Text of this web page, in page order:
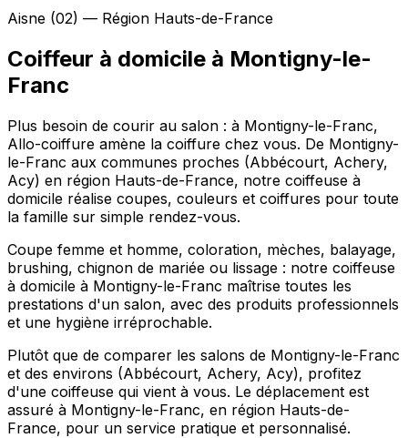
Aisne (02) — Région Hauts-de-France
Coiffeur à domicile à Montigny-le-
Franc
Plus besoin de courir au salon : à Montigny-le-Franc,
Allo-coiffure amène la coiffure chez vous. De Montigny-
le-Franc aux communes proches (Abbécourt, Achery,
Acy) en région Hauts-de-France, notre coiffeuse à
domicile réalise coupes, couleurs et coiffures pour toute
la famille sur simple rendez-vous.
Coupe femme et homme, coloration, mèches, balayage,
brushing, chignon de mariée ou lissage : notre coiffeuse
à domicile à Montigny-le-Franc maîtrise toutes les
prestations d'un salon, avec des produits professionnels
et une hygiène irréprochable.
Plutôt que de comparer les salons de Montigny-le-Franc
et des environs (Abbécourt, Achery, Acy), profitez
d'une coiffeuse qui vient à vous. Le déplacement est
assuré à Montigny-le-Franc, en région Hauts-de-
France, pour un service pratique et personnalisé.